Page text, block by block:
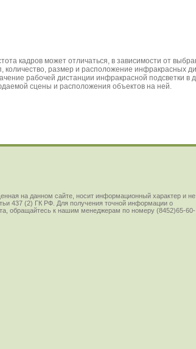
на данном сайте, носит информационный характер и не
437 (2) ГК РФ. Для получения точной информации о
обращайтесь к нашим менеджерам по номеру (8452)65-60-